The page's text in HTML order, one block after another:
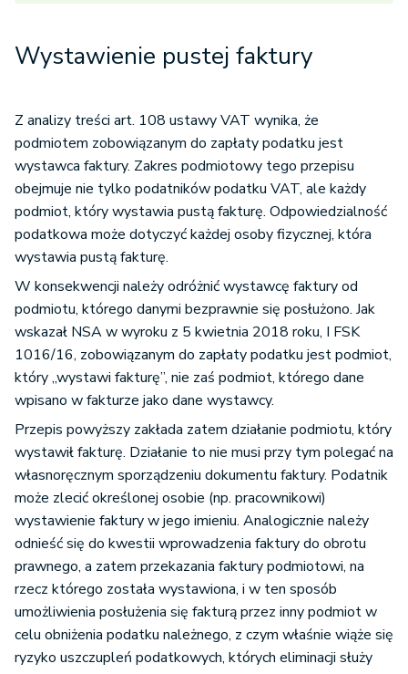
Wystawienie pustej faktury
Z analizy treści art. 108 ustawy VAT wynika, że
podmiotem zobowiązanym do zapłaty podatku jest
wystawca faktury. Zakres podmiotowy tego przepisu
obejmuje nie tylko podatników podatku VAT, ale każdy
podmiot, który wystawia pustą fakturę. Odpowiedzialność
podatkowa może dotyczyć każdej osoby fizycznej, która
wystawia pustą fakturę.
W konsekwencji należy odróżnić wystawcę faktury od
podmiotu, którego danymi bezprawnie się posłużono. Jak
wskazał NSA w wyroku z 5 kwietnia 2018 roku, I FSK
1016/16, zobowiązanym do zapłaty podatku jest podmiot,
który „wystawi fakturę”, nie zaś podmiot, którego dane
wpisano w fakturze jako dane wystawcy.
Przepis powyższy zakłada zatem działanie podmiotu, który
wystawił fakturę. Działanie to nie musi przy tym polegać na
własnoręcznym sporządzeniu dokumentu faktury. Podatnik
może zlecić określonej osobie (np. pracownikowi)
wystawienie faktury w jego imieniu. Analogicznie należy
odnieść się do kwestii wprowadzenia faktury do obrotu
prawnego, a zatem przekazania faktury podmiotowi, na
rzecz którego została wystawiona, i w ten sposób
umożliwienia posłużenia się fakturą przez inny podmiot w
celu obniżenia podatku należnego, z czym właśnie wiąże się
ryzyko uszczupleń podatkowych, których eliminacji służy